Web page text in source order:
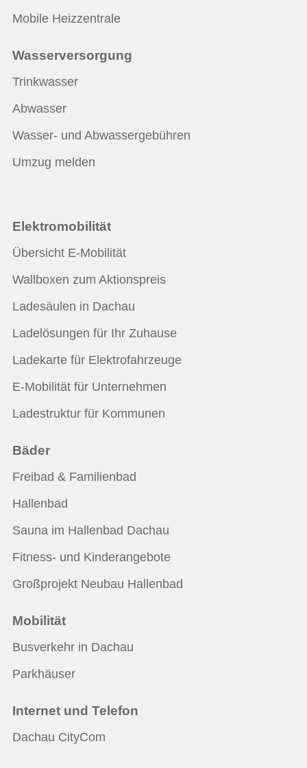
Mobile Heizzentrale
Wasserversorgung
Trinkwasser
Abwasser
Wasser- und Abwassergebühren
Umzug melden
Elektromobilität
Übersicht E-Mobilität
Wallboxen zum Aktionspreis
Ladesäulen in Dachau
Ladelösungen für Ihr Zuhause
Ladekarte für Elektrofahrzeuge
E-Mobilität für Unternehmen
Ladestruktur für Kommunen
Bäder
Freibad & Familienbad
Hallenbad
Sauna im Hallenbad Dachau
Fitness- und Kinderangebote
Großprojekt Neubau Hallenbad
Mobilität
Busverkehr in Dachau
Parkhäuser
Internet und Telefon
Dachau CityCom